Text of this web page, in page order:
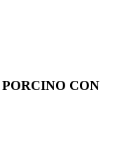
CON